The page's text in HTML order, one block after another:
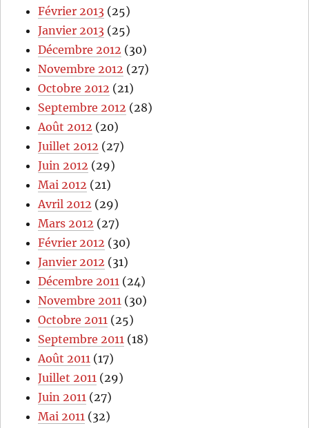
Février 2013 (25)
Janvier 2013 (25)
Décembre 2012 (30)
Novembre 2012 (27)
Octobre 2012 (21)
Septembre 2012 (28)
Août 2012 (20)
Juillet 2012 (27)
Juin 2012 (29)
Mai 2012 (21)
Avril 2012 (29)
Mars 2012 (27)
Février 2012 (30)
Janvier 2012 (31)
Décembre 2011 (24)
Novembre 2011 (30)
Octobre 2011 (25)
Septembre 2011 (18)
Août 2011 (17)
Juillet 2011 (29)
Juin 2011 (27)
Mai 2011 (32)